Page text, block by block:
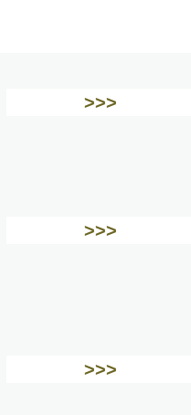
>>>
>>>
>>>